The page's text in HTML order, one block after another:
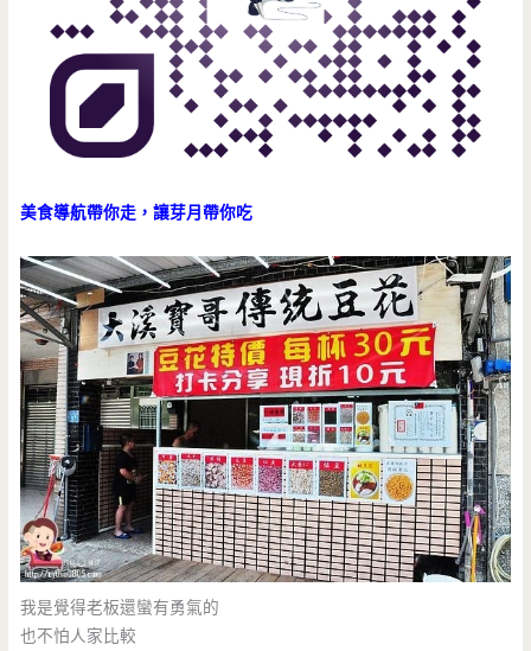
美食導航帶你走，讓芽月帶你吃
我是覺得老板還蠻有勇氣的
也不怕人家比較